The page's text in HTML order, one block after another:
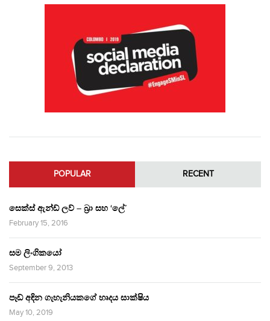
POPULAR RECENT
සෙක්ස් ඇන්ඩ් ලව් – බ්‍රා සහ ‘ලේ’
February 15, 2016
සම ලිංගිකයෝ
September 9, 2013
පෑඩ් අඳින ගැහැනියකගේ හෘදය සාක්ෂිය
May 10, 2019